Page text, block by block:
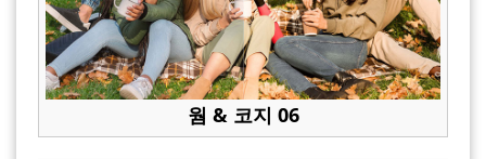
웜 & 코지 06